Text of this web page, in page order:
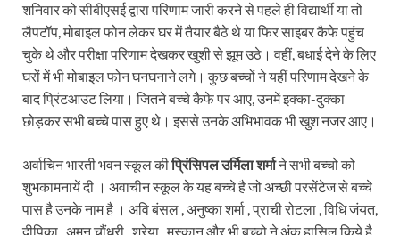
शनिवार को सीबीएसई द्वारा परिणाम जारी करने से पहले ही विद्यार्थी या तो
लैपटॉप, मोबाइल फोन लेकर घर में तैयार बैठे थे या फिर साइबर कैफे पहुंच
चुके थे और परीक्षा परिणाम देखकर खुशी से झूम उठे। वहीं, बधाई देने के लिए
घरों में भी मोबाइल फोन घनघनाने लगे। कुछ बच्चों ने यहीं परिणाम देखने के
बाद प्रिंटआउट लिया। जितने बच्चे कैफे पर आए, उनमें इक्का-दुक्का
छोड़कर सभी बच्चे पास हुए थे। इससे उनके अभिभावक भी खुश नजर आए।
अर्वाचिन भारती भवन स्कूल कीप्रिंसिपल उर्मिला शर्माने सभी बच्चो को
शुभकामनायें दी । अवाचीन स्कूल के यह बच्चे है जो अच्छी परसेंटेज से बच्चे
पास है उनके नाम है । अवि बंसल , अनुष्का शर्मा , प्राची रोटला , विधि जंयत,
दीपिका , अमन चौंधरी , श्रेया , मुस्कान और भी बच्चो ने अंक हासिल किये है